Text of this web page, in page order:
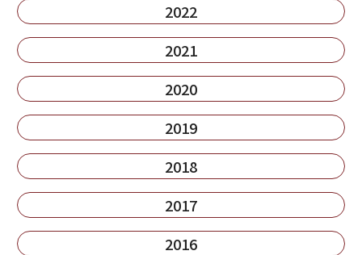
2022
2021
2020
2019
2018
2017
2016